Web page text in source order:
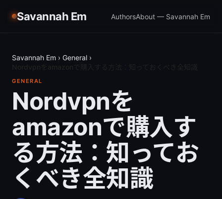
Savannah Em AuthorsAbout — Savannah Em
Savannah Em › General ›
GENERAL
Nordvpnを
amazonで購入す
る方法：知ってお
くべき全知識